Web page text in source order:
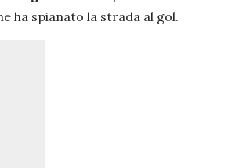
ha spianato la strada al gol.